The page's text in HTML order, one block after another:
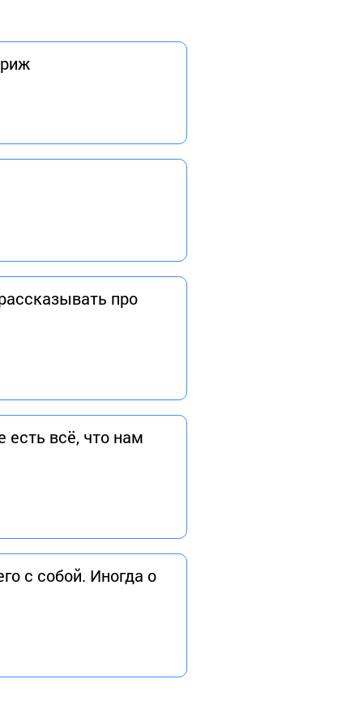
про
всё, что нам
с собой. Иногда о